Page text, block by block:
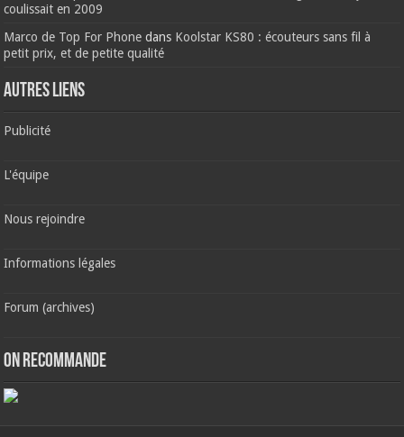
coulissait en 2009
Marco de Top For Phone dans Koolstar KS80 : écouteurs sans fil à
petit prix, et de petite qualité
AUTRES LIENS
Publicité
L'équipe
Nous rejoindre
Informations légales
Forum (archives)
ON RECOMMANDE